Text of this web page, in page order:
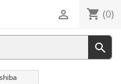
shopping_cart (0)

